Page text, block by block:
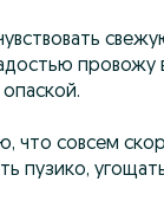
провожу
что совсем